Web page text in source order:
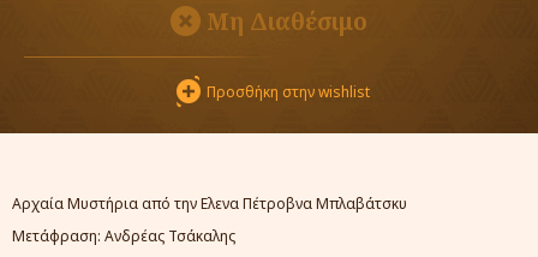
Μη Διαθέσιμο
Προσθήκη στην wishlist
Αρχαία Μυστήρια από την Ελενα Πέτροβνα Μπλαβάτσκυ
Μετάφραση: Ανδρέας Τσάκαλης